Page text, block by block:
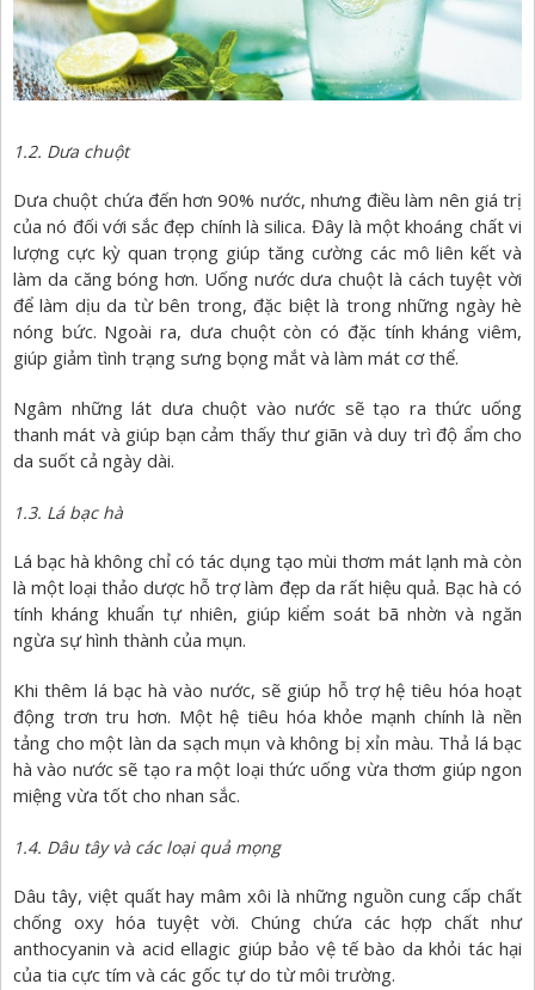
1.2. Dưa chuột
Dưa chuột chứa đến hơn 90% nước, nhưng điều làm nên giá trị
của nó đối với sắc đẹp chính là silica. Đây là một khoáng chất vi
lượng cực kỳ quan trọng giúp tăng cường các mô liên kết và
làm da căng bóng hơn. Uống nước dưa chuột là cách tuyệt vời
để làm dịu da từ bên trong, đặc biệt là trong những ngày hè
nóng bức. Ngoài ra, dưa chuột còn có đặc tính kháng viêm,
giúp giảm tình trạng sưng bọng mắt và làm mát cơ thể.
Ngâm những lát dưa chuột vào nước sẽ tạo ra thức uống
thanh mát và giúp bạn cảm thấy thư giãn và duy trì độ ẩm cho
da suốt cả ngày dài.
1.3. Lá bạc hà
Lá bạc hà không chỉ có tác dụng tạo mùi thơm mát lạnh mà còn
là một loại thảo dược hỗ trợ làm đẹp da rất hiệu quả. Bạc hà có
tính kháng khuẩn tự nhiên, giúp kiểm soát bã nhờn và ngăn
ngừa sự hình thành của mụn.
Khi thêm lá bạc hà vào nước, sẽ giúp hỗ trợ hệ tiêu hóa hoạt
động trơn tru hơn. Một hệ tiêu hóa khỏe mạnh chính là nền
tảng cho một làn da sạch mụn và không bị xỉn màu. Thả lá bạc
hà vào nước sẽ tạo ra một loại thức uống vừa thơm giúp ngon
miệng vừa tốt cho nhan sắc.
1.4. Dâu tây và các loại quả mọng
Dâu tây, việt quất hay mâm xôi là những nguồn cung cấp chất
chống oxy hóa tuyệt vời. Chúng chứa các hợp chất như
anthocyanin và acid ellagic giúp bảo vệ tế bào da khỏi tác hại
của tia cực tím và các gốc tự do từ môi trường.